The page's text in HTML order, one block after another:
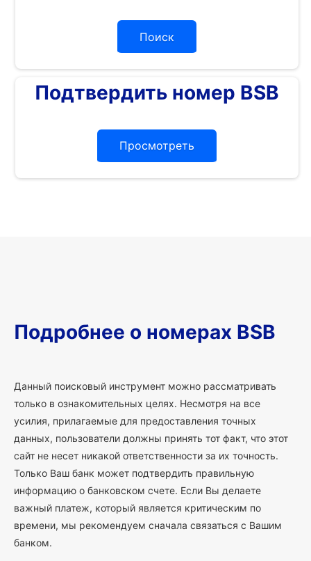
Поиск
Подтвердить номер BSB
Просмотреть
Подробнее о номерах BSB
Данный поисковый инструмент можно рассматривать
только в ознакомительных целях. Несмотря на все
усилия, прилагаемые для предоставления точных
данных, пользователи должны принять тот факт, что этот
сайт не несет никакой ответственности за их точность.
Только Ваш банк может подтвердить правильную
информацию о банковском счете. Если Вы делаете
важный платеж, который является критическим по
времени, мы рекомендуем сначала связаться с Вашим
банком.